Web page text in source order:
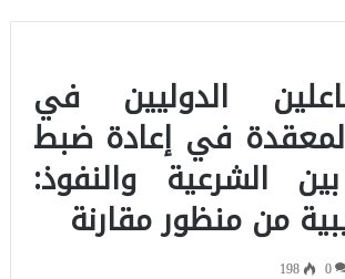
الدوليين في
المعقدة في إعادة ضبط
الشرعية والنفوذ:
من منظور مقارنة‏
0
198